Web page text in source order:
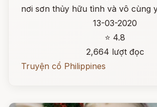
nơi sơn thủy hữu tình và vô cùng
13-03-2020
⭐ 4.8
2,664 lượt đọc
Truyện cổ Philippines